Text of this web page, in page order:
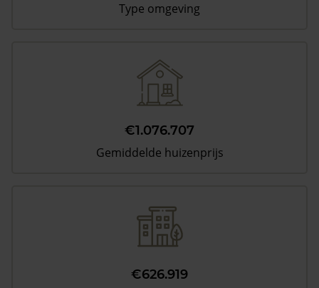
Type omgeving
€1.076.707
Gemiddelde huizenprijs
€626.919